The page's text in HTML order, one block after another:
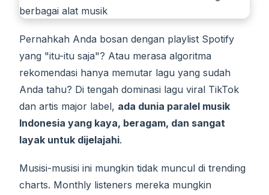
Pernahkah Anda bosan dengan playlist Spotify
yang "itu-itu saja"? Atau merasa algoritma
rekomendasi hanya memutar lagu yang sudah
Anda tahu? Di tengah dominasi lagu viral TikTok
dan artis major label, ada dunia paralel musik
Indonesia yang kaya, beragam, dan sangat
layak untuk dijelajahi.
Musisi-musisi ini mungkin tidak muncul di trending
charts. Monthly listeners mereka mungkin